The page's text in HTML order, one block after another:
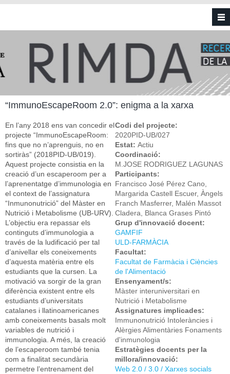
Vés al contingut
“ImmunoEscapeRoom 2.0”: enigma a la xarxa
En l’any 2018 ens van concedir el
projecte “ImmunoEscapeRoom:
fins que no n’aprenguis, no en
sortiràs” (2018PID-UB/019).
Aquest projecte consistia en la
creació d’un escaperoom per a
l’aprenentatge d’immunologia en
el context de l’assignatura
“Inmunonutrició” del Màster en
Nutrició i Metabolisme (UB-URV).
L’objectiu era repassar els
continguts d’immunologia a
través de la ludificació per tal
d’anivellar els coneixements
d’aquesta matèria entre els
estudiants que la cursen. La
motivació va sorgir de la gran
diferència existent entre els
estudiants d’universitats
catalanes i llatinoamericanes
amb coneixements basals molt
variables de nutrició i
immunologia. A més, la creació
de l’escaperoom també tenia
com a finalitat secundària
permetre l’entrenament del
Codi del projecte:
2020PID-UB/027
Estat: Actiu
Coordinació:
M.JOSE RODRIGUEZ LAGUNAS
Participants:
Francisco José Pérez Cano,
Margarida Castell Escuer, Àngels
Franch Masferrer, Malén Massot
Cladera, Blanca Grases Pintó
Grup d'innovació docent:
GAMFIF
ULD-FARMÀCIA
Facultat:
Facultat de Farmàcia i Ciències
de l'Alimentació
Ensenyament/s:
Màster interuniversitari en
Nutrició i Metabolisme
Assignatures implicades:
Immunonutrició Intoleràncies i
Alèrgies Alimentàries Fonaments
d'inmunologia
Estratègies docents per la
millora/innovació:
Web 2.0 / 3.0 / Xarxes socials